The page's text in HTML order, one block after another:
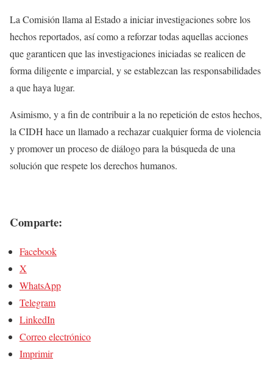
La Comisión llama al Estado a iniciar investigaciones sobre los
hechos reportados, así como a reforzar todas aquellas acciones
que garanticen que las investigaciones iniciadas se realicen de
forma diligente e imparcial, y se establezcan las responsabilidades
a que haya lugar.
Asimismo, y a fin de contribuir a la no repetición de estos hechos,
la CIDH hace un llamado a rechazar cualquier forma de violencia
y promover un proceso de diálogo para la búsqueda de una
solución que respete los derechos humanos.
Comparte:
Facebook
X
WhatsApp
Telegram
LinkedIn
Correo electrónico
Imprimir